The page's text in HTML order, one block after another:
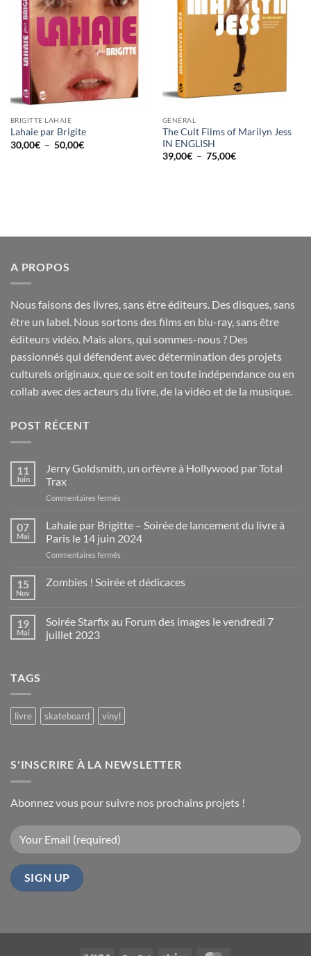
BRIGITTE LAHAIE
Lahaie par Brigite
30,00€ – 50,00€Plage
GÉNÉRAL
The Cult Films of Marilyn Jess
IN ENGLISH
39,00€ – 75,00€Plage
A PROPOS
Nous faisons des livres, sans être éditeurs. Des disques, sans
être un label. Nous sortons des films en blu-ray, sans être
éditeurs vidéo. Mais alors, qui sommes-nous ? Des
passionnés qui défendent avec détermination des projets
culturels originaux, que ce soit en toute indépendance ou en
collab avec des acteurs du livre, de la vidéo et de la musique.
POST RÉCENT
11
Juin
Jerry Goldsmith, un orfèvre à Hollywood par Total
Trax
Commentaires fermés
Goldsmith,
un
orfèvre
par
07
Mai
Lahaie par Brigitte – Soirée de lancement du livre à
Paris le 14 juin 2024
Commentaires fermés
Brigitte
de
14
15
Nov
Zombies ! Soirée et dédicaces
Zombies
!
Soirée
19
Mai
Soirée Starfix au Forum des images le vendredi 7
juillet 2023
des
images
2023
TAGS
livre skateboard vinyl
S'INSCRIRE À LA NEWSLETTER
Abonnez vous pour suivre nos prochains projets !